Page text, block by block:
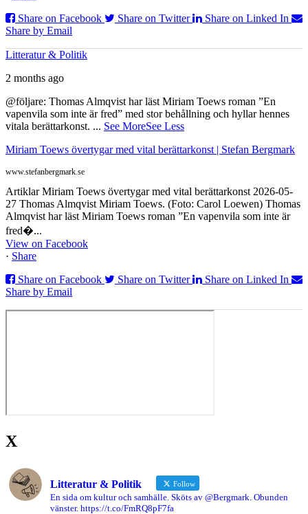
Share on Facebook
Share on Twitter
Share on Linked In
Share by Email
Litteratur & Politik
2 months ago
@följare: Thomas Almqvist har läst Miriam Toews roman ”En
vapenvila som inte är fred” med stor behållning och hyllar hennes
vitala berättarkonst. ... See MoreSee Less
Miriam Toews övertygar med vital berättarkonst | Stefan Bergmark
www.stefanbergmark.se
Artiklar Miriam Toews övertygar med vital berättarkonst 2026-05-
27 Thomas Almqvist Miriam Toews. (Foto: Carol Loewen) Thomas
Almqvist har läst Miriam Toews roman ”En vapenvila som inte är
fred�...
View on Facebook
· Share
Share on Facebook
Share on Twitter
Share on Linked In
Share by Email
X
Litteratur & Politik Follow
En sida om kultur och samhälle. Sköts av @Bergmark. Obunden
vänster. https://t.co/FmRQ8pF7fa